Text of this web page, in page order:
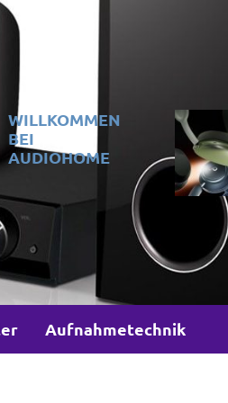
WILLKOMMEN
BEI
AUDIOHOME
Aufnahmetechnik